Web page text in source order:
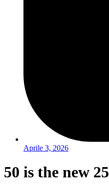
Aprile 3, 2026
50 is the new 25